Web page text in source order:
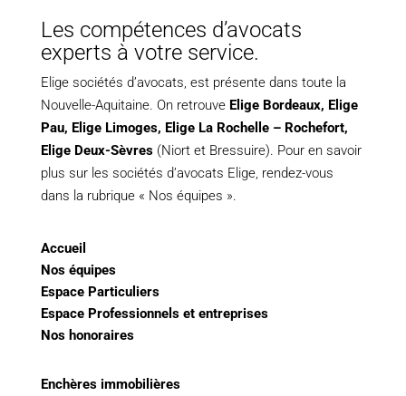
Les compétences d’avocats
experts à votre service.
Elige sociétés d’avocats, est présente dans toute la
Nouvelle-Aquitaine. On retrouve Elige Bordeaux, Elige
Pau, Elige Limoges, Elige La Rochelle – Rochefort,
Elige Deux-Sèvres(Niort et Bressuire). Pour en savoir
plus sur les sociétés d’avocats Elige, rendez-vous
dans la rubrique « Nos équipes ».
Accueil
Nos équipes
Espace Particuliers
Espace Professionnels et entreprises
Nos honoraires
Enchères immobilières